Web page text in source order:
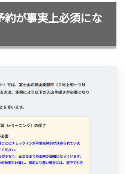
約が事実上必須にな